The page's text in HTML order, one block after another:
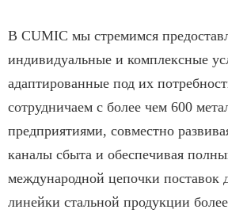
В CUMIC мы стремимся
индивидуальные и комплексные
адаптированные под их
сотрудничаем с более чем 600
предприятиями, совместно
каналы сбыта и обеспечивая
международной цепочки поставок
линейки стальной продукции